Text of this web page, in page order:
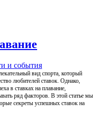
и события
вид спорта, который
любителей ставок. Однако,
в ставках на плавание,
ряд факторов. В этой статье мы
секреты успешных ставок на